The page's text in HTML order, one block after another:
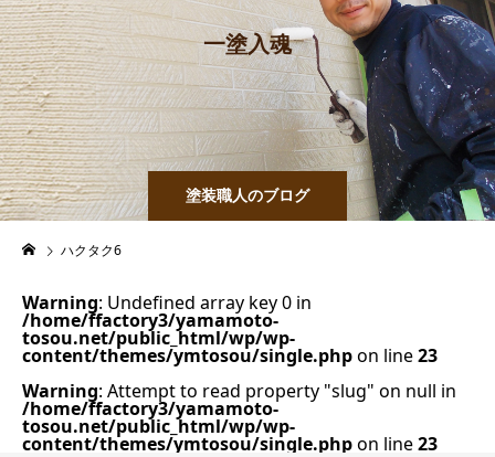
塗装職人のブログ
一塗入魂
ハクタク6
Warning: Undefined array key 0 in
/home/ffactory3/yamamoto-
tosou.net/public_html/wp/wp-
content/themes/ymtosou/single.phpon line23
Warning: Attempt to read property "slug" on null in
/home/ffactory3/yamamoto-
tosou.net/public_html/wp/wp-
content/themes/ymtosou/single.phpon line23